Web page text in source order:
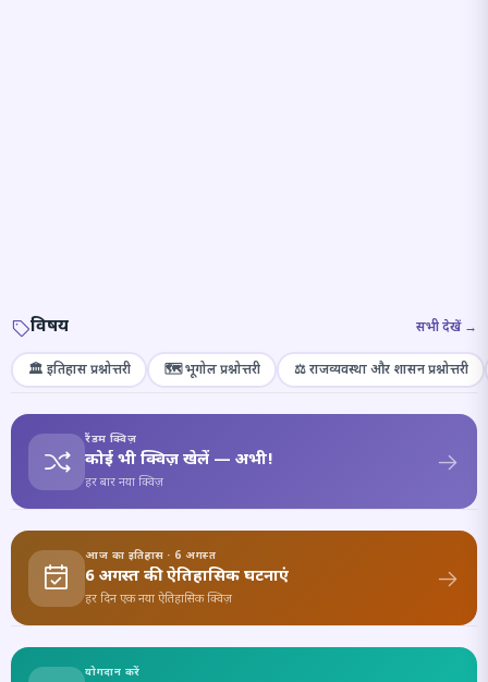
विषय सभी देखें →
🏛️ इतिहास प्रश्नोत्तरी 🗺️ भूगोल प्रश्नोत्तरी ⚖️ राजव्यवस्था और शासन प्रश्नोत्तरी
रैंडम क्विज़
कोई भी क्विज़ खेलें — अभी!
हर बार नया क्विज़
आज का इतिहास · 6 अगस्त
6 अगस्त की ऐतिहासिक घटनाएं
हर दिन एक नया ऐतिहासिक क्विज़
योगदान करें